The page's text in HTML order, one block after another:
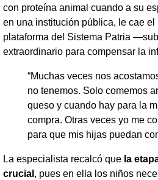
con proteína animal cuando a su
en una institución pública, le cae el
plataforma del Sistema Patria
extraordinario para compensar la
​“Muchas veces nos
no tenemos. Solo comemos
queso y cuando hay para la
compra. Otras veces yo me
para que mis hijas puedan
La especialista recalcó que la
crucial , pues en ella los niños